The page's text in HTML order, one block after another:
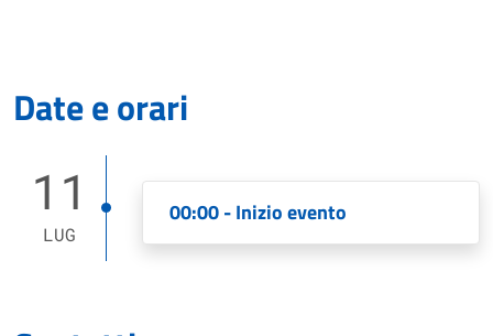
Date e orari
11
LUG
00:00 - Inizio evento